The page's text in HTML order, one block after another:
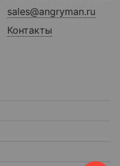
sales@angryman.ru
Контакты